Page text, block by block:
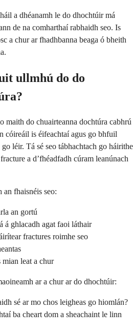
a dhéanamh le do dhochtúir má
de na comharthaí rabhaidh seo. Is
a chur ar fhadhbanna beaga ó bheith
ullmhú do do
maith do chuairteanna dochtúra cabhrú
cóireáil is éifeachtaí agus go bhfuil
léir. Tá sé seo tábhachtach go háirithe
a d’fhéadfadh cúram leanúnach
fhaisnéis seo:
an gortú
á ghlacadh agat faoi láthair
fractures roimhe seo
mian leat a chur
ar a chur ar do dhochtúir:
sé ar mo chos leigheas go hiomlán?
ba cheart dom a sheachaint le linn